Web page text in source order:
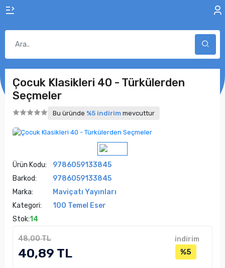
Çocuk Klasikleri 40 - Türkülerden
Seçmeler
Bu üründe %5 indirim mevcuttur
Ürün Kodu:
9786059133845
Barkod:
9786059133845
Marka:
Maviçatı Yayınları
Kategori:
100 Temel Eser
Stok:14
48,00 TL
40,89 TL
indirim
%5